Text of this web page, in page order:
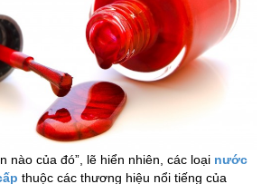
nào của đó”, lẽ hiển nhiên, các loại nước
thuộc các thương hiệu nổi tiếng của